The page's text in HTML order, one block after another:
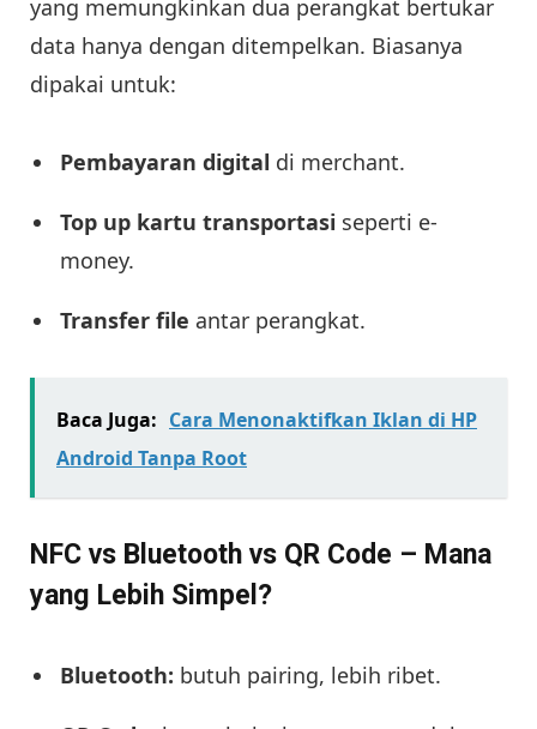
yang memungkinkan dua perangkat bertukar
data hanya dengan ditempelkan. Biasanya
dipakai untuk:
Pembayaran digital di merchant.
Top up kartu transportasi seperti e-
money.
Transfer file antar perangkat.
Baca Juga: Cara Menonaktifkan Iklan di HP
Android Tanpa Root
NFC vs Bluetooth vs QR Code – Mana
yang Lebih Simpel?
Bluetooth: butuh pairing, lebih ribet.